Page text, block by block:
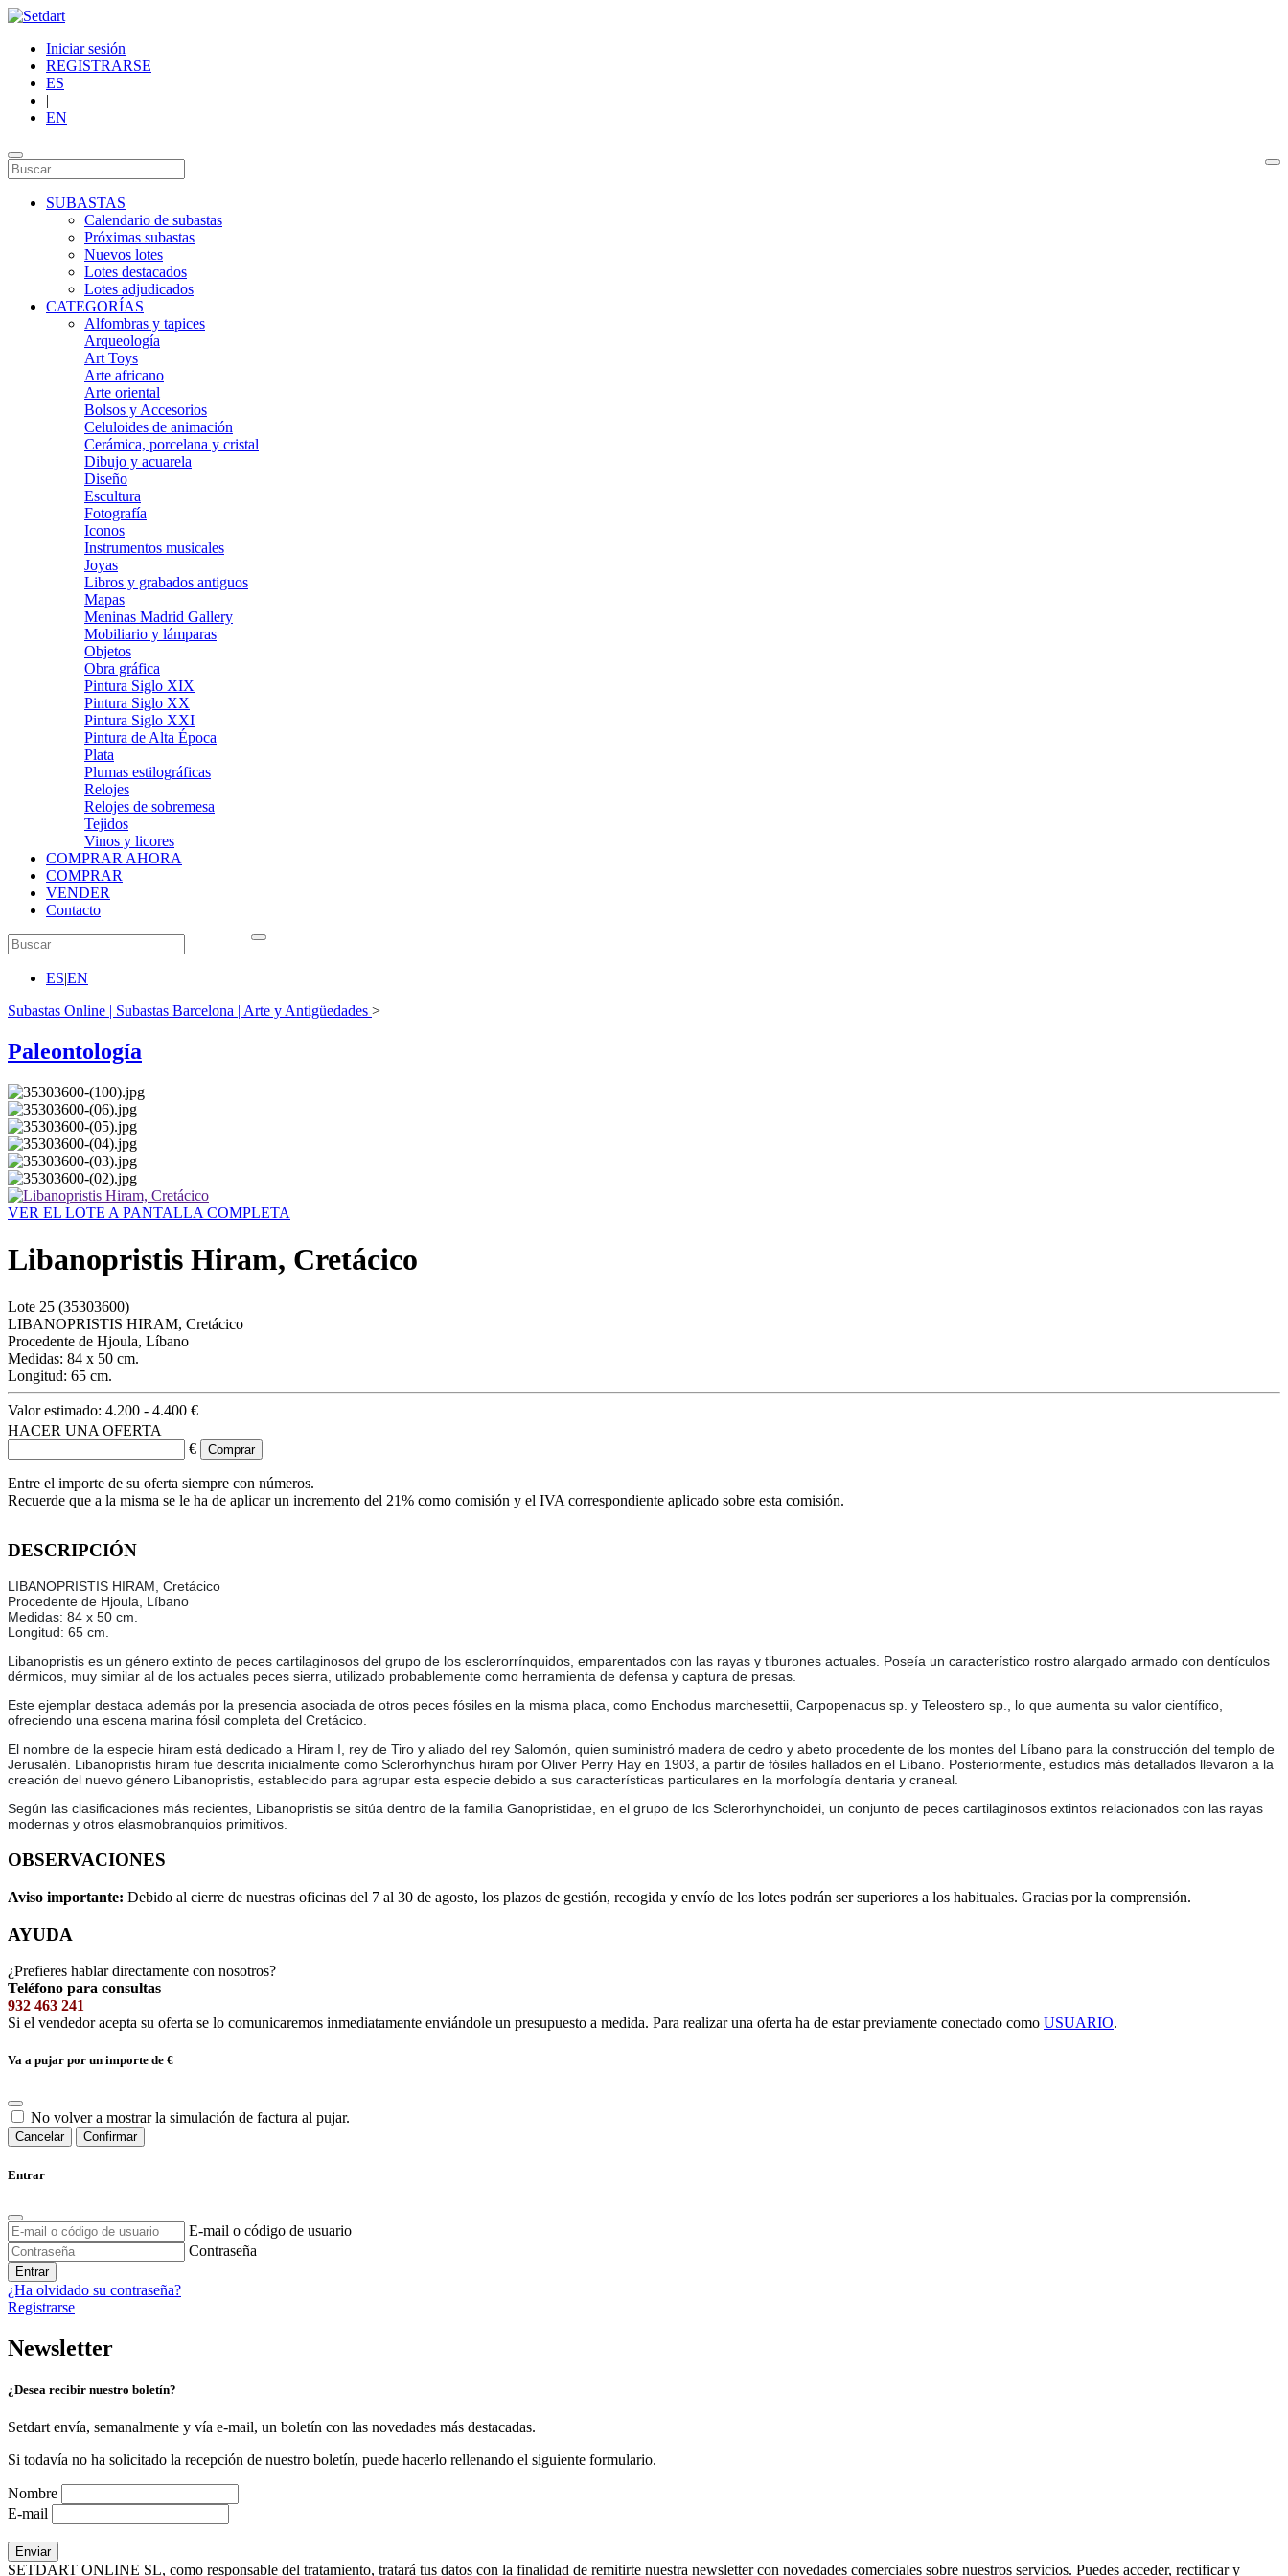
Iniciar sesión
REGISTRARSE
ES
|
EN
SUBASTAS
Calendario de subastas
Próximas subastas
Nuevos lotes
Lotes destacados
Lotes adjudicados
CATEGORÍAS
Alfombras y tapices
Arqueología
Art Toys
Arte africano
Arte oriental
Bolsos y Accesorios
Celuloides de animación
Cerámica, porcelana y cristal
Dibujo y acuarela
Diseño
Escultura
Fotografía
Iconos
Instrumentos musicales
Joyas
Libros y grabados antiguos
Mapas
Meninas Madrid Gallery
Mobiliario y lámparas
Objetos
Obra gráfica
Pintura Siglo XIX
Pintura Siglo XX
Pintura Siglo XXI
Pintura de Alta Época
Plata
Plumas estilográficas
Relojes
Relojes de sobremesa
Tejidos
Vinos y licores
COMPRAR AHORA
COMPRAR
VENDER
Contacto
ES|EN
Subastas Online | Subastas Barcelona | Arte y Antigüedades >
Paleontología
VER EL LOTE A PANTALLA COMPLETA
Libanopristis Hiram, Cretácico
Lote 25 (35303600)
LIBANOPRISTIS HIRAM, Cretácico
Procedente de Hjoula, Líbano
Medidas: 84 x 50 cm.
Longitud: 65 cm.
Valor estimado: 4.200 - 4.400 €
HACER UNA OFERTA
€
Entre el importe de su oferta siempre con números.
Recuerde que a la misma se le ha de aplicar un incremento del 21% como comisión y el IVA correspondiente aplicado sobre esta comisión.
DESCRIPCIÓN
LIBANOPRISTIS HIRAM, Cretácico
Procedente de Hjoula, Líbano
Medidas: 84 x 50 cm.
Longitud: 65 cm.
Libanopristis es un género extinto de peces cartilaginosos del grupo de los esclerorrínquidos, emparentados con las rayas y tiburones actuales. Poseía un característico rostro alargado armado con dentículos
dérmicos, muy similar al de los actuales peces sierra, utilizado probablemente como herramienta de defensa y captura de presas.
Este ejemplar destaca además por la presencia asociada de otros peces fósiles en la misma placa, como Enchodus marchesettii, Carpopenacus sp. y Teleostero sp., lo que aumenta su valor científico,
ofreciendo una escena marina fósil completa del Cretácico.
El nombre de la especie hiram está dedicado a Hiram I, rey de Tiro y aliado del rey Salomón, quien suministró madera de cedro y abeto procedente de los montes del Líbano para la construcción del templo de
Jerusalén. Libanopristis hiram fue descrita inicialmente como Sclerorhynchus hiram por Oliver Perry Hay en 1903, a partir de fósiles hallados en el Líbano. Posteriormente, estudios más detallados llevaron a la
creación del nuevo género Libanopristis, establecido para agrupar esta especie debido a sus características particulares en la morfología dentaria y craneal.
Según las clasificaciones más recientes, Libanopristis se sitúa dentro de la familia Ganopristidae, en el grupo de los Sclerorhynchoidei, un conjunto de peces cartilaginosos extintos relacionados con las rayas
modernas y otros elasmobranquios primitivos.
OBSERVACIONES
Aviso importante: Debido al cierre de nuestras oficinas del 7 al 30 de agosto, los plazos de gestión, recogida y envío de los lotes podrán ser superiores a los habituales. Gracias por la comprensión.
AYUDA
¿Prefieres hablar directamente con nosotros?
Teléfono para consultas
932 463 241
Si el vendedor acepta su oferta se lo comunicaremos inmediatamente enviándole un presupuesto a medida. Para realizar una oferta ha de estar previamente conectado como USUARIO.
Va a pujar por un importe de €
No volver a mostrar la simulación de factura al pujar.
Cancelar Confirmar
Entrar
E-mail o código de usuario
Contraseña
Entrar
¿Ha olvidado su contraseña?
Registrarse
Newsletter
¿Desea recibir nuestro boletín?
Setdart envía, semanalmente y vía e-mail, un boletín con las novedades más destacadas.
Si todavía no ha solicitado la recepción de nuestro boletín, puede hacerlo rellenando el siguiente formulario.
Nombre
E-mail
SETDART ONLINE SL, como responsable del tratamiento, tratará tus datos con la finalidad de remitirte nuestra newsletter con novedades comerciales sobre nuestros servicios. Puedes acceder, rectificar y